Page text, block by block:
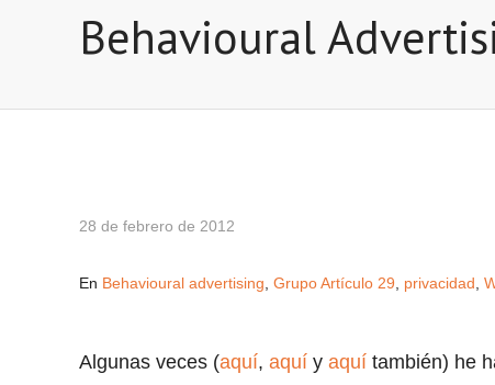
Behavioural
28 de febrero de 2012
En Behavioural advertising Grupo Artículo 29 privacidad
Algunas veces (aquí, aquí y aquí también) he